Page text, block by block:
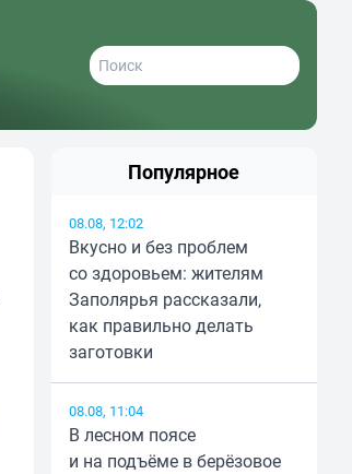
Популярное
08.08, 12:02
Вкусно и без проблем
со здоровьем: жителям
Заполярья рассказали,
как правильно делать
заготовки
08.08, 11:04
В лесном поясе
и на подъёме в берёзовое